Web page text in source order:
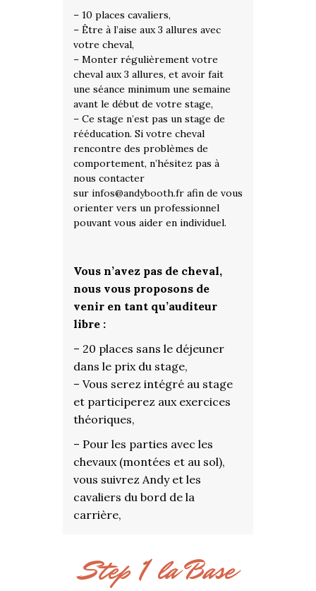
– 10 places cavaliers,
– Être à l’aise aux 3 allures avec
votre cheval,
– Monter régulièrement votre
cheval aux 3 allures, et avoir fait
une séance minimum une semaine
avant le début de votre stage,
– Ce stage n’est pas un stage de
rééducation. Si votre cheval
rencontre des problèmes de
comportement, n’hésitez pas à
nous contacter
sur infos@andybooth.fr afin de vous
orienter vers un professionnel
pouvant vous aider en individuel.
Vous n’avez pas de cheval,
nous vous proposons de
venir en tant qu’auditeur
libre :
– 20 places sans le déjeuner
dans le prix du stage,
– Vous serez intégré au stage
et participerez aux exercices
théoriques,
– Pour les parties avec les
chevaux (montées et au sol),
vous suivrez Andy et les
cavaliers du bord de la
carrière,
Step 1 la Base